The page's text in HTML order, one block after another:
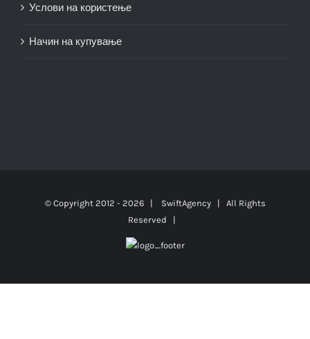
Услови на користење
Начин на купување
© Copyright 2012 - 2026 | SwiftAgency| All Rights
Reserved |